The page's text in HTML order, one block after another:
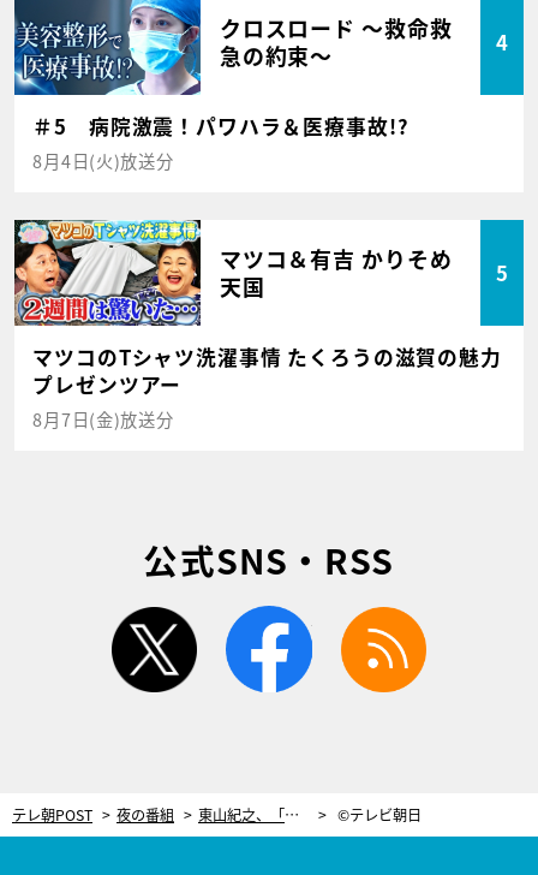
クロスロード ～救命救
急の約束～
4
＃5 病院激震！パワハラ＆医療事故!?
8月4日(火)放送分
マツコ＆有吉 かりそめ
天国
5
マツコのTシャツ洗濯事情 たくろうの滋賀の魅力
プレゼンツアー
8月7日(金)放送分
公式SNS・RSS
twitter facebook
テレ朝POST 夜の番組 東山紀之、「生きてたんだ」と衝撃！山下（片岡愛之助）が『刑事7人』に登場 ©テレビ朝日